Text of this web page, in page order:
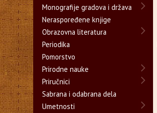
Monografije gradova i država
Neraspoređene knjige
Obrazovna literatura
Periodika
Pomorstvo
Prirodne nauke
Priručnici
Sabrana i odabrana dela
Umetnosti